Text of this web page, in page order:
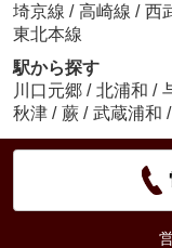
埼京線 / 高崎線 / 西
東北本線
駅から探す
川口元郷 / 北浦和 /
秋津 / 蕨 / 武蔵浦和 /